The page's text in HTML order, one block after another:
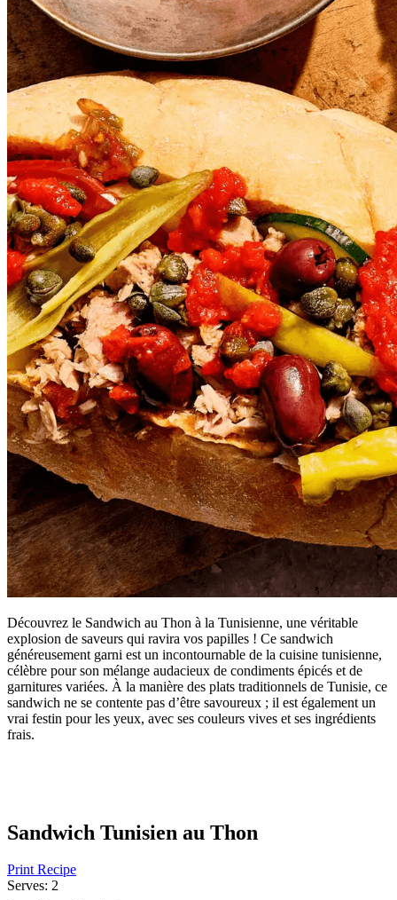
Découvrez le Sandwich au Thon à la Tunisienne, une véritable
explosion de saveurs qui ravira vos papilles ! Ce sandwich
généreusement garni est un incontournable de la cuisine tunisienne,
célèbre pour son mélange audacieux de condiments épicés et de
garnitures variées. À la manière des plats traditionnels de Tunisie, ce
sandwich ne se contente pas d’être savoureux ; il est également un
vrai festin pour les yeux, avec ses couleurs vives et ses ingrédients
frais.
Sandwich Tunisien au Thon
Print Recipe
Serves: 2